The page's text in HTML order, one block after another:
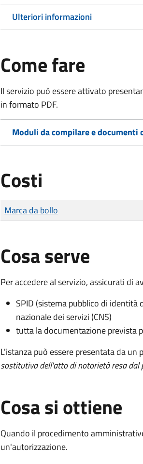
Ulteriori informazioni
Come fare
Il servizio può essere attivato
in formato PDF.
Moduli da compilare e documenti
Costi
Tipo di pagamento
Importo
Marca da bollo
Cosa serve
Per accedere al servizio, assicurati di
SPID (sistema pubblico di identità
nazionale dei servizi (CNS)
tutta la documentazione prevista
L'istanza può essere presentata da
sostitutiva dell'atto di notorietà resa dal
Cosa si ottiene
Quando il procedimento
un'autorizzazione.